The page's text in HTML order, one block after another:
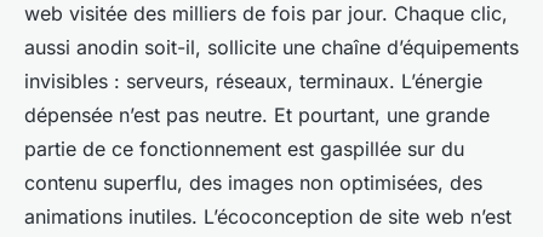
web visitée des milliers de fois par jour. Chaque clic,
aussi anodin soit-il, sollicite une chaîne d’équipements
invisibles : serveurs, réseaux, terminaux. L’énergie
dépensée n’est pas neutre. Et pourtant, une grande
partie de ce fonctionnement est gaspillée sur du
contenu superflu, des images non optimisées, des
animations inutiles. L’écoconception de site web n’est